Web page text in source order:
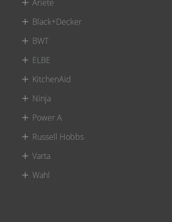
Ariete
Black+Decker
BWT
ELBE
KitchenAid
Ninja
Power A
Russell Hobbs
Varta
Wahl